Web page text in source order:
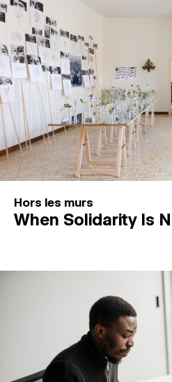
Hors les murs
When Solidarity Is